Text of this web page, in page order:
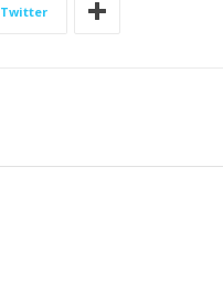
Twitter